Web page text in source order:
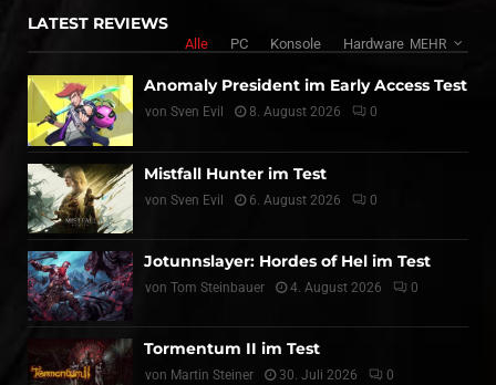
LATEST REVIEWS
Alle PC Konsole Hardware MEHR
Anomaly President im Early Access Test
von Sven Evil 8. August 2026 0
Mistfall Hunter im Test
von Sven Evil 6. August 2026 0
Jotunnslayer: Hordes of Hel im Test
von Tom Steinbauer 4. August 2026 0
Tormentum II im Test
von Martin Steiner 30. Juli 2026 0